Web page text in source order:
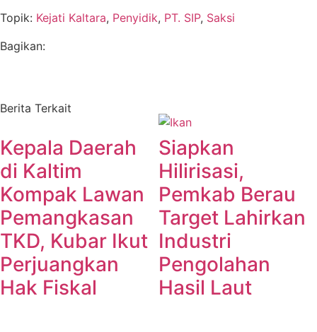
Topik: Kejati Kaltara, Penyidik, PT. SIP, Saksi
Bagikan:
Berita Terkait
Kepala Daerah
di Kaltim
Kompak Lawan
Pemangkasan
TKD, Kubar Ikut
Perjuangkan
Hak Fiskal
Siapkan
Hilirisasi,
Pemkab Berau
Target Lahirkan
Industri
Pengolahan
Hasil Laut